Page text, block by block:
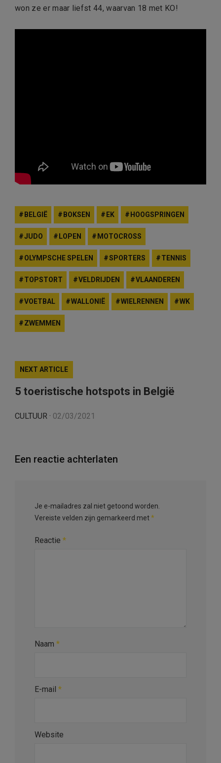
won ze er maar liefst 44, waarvan 18 met KO!
BELGIË BOKSEN EK HOOGSPRINGEN
JUDO LOPEN MOTOCROSS
OLYMPSCHE SPELEN SPORTERS TENNIS
TOPSTORT VELDRIJDEN VLAANDEREN
VOETBAL WALLONIË WIELRENNEN WK
ZWEMMEN
NEXT ARTICLE
5 toeristische hotspots in België
CULTUUR · 02/03/2021
Een reactie achterlaten
Je e-mailadres zal niet getoond worden.
Vereiste velden zijn gemarkeerd met*
Reactie *
Naam *
E-mail *
Website